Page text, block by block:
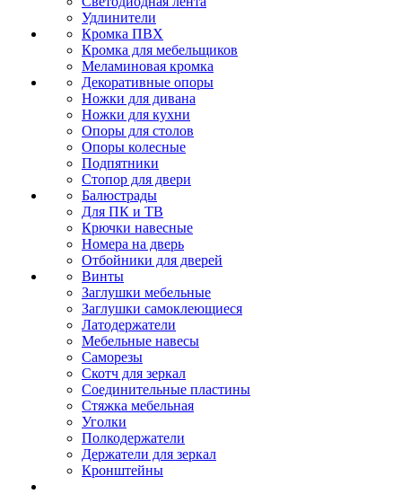
Удлинители
Кромка ПВХ
Кромка для мебельщиков
Меламиновая кромка
Декоративные опоры
Ножки для дивана
Ножки для кухни
Опоры для столов
Опоры колесные
Подпятники
Стопор для двери
Балюстрады
Для ПК и ТВ
Крючки навесные
Номера на дверь
Отбойники для дверей
Винты
Заглушки мебельные
Заглушки самоклеющиеся
Латодержатели
Мебельные навесы
Саморезы
Скотч для зеркал
Соединительные пластины
Стяжка мебельная
Уголки
Полкодержатели
Держатели для зеркал
Кронштейны